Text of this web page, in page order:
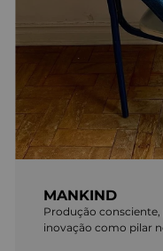
MANKIND
Produção
inovação como pilar